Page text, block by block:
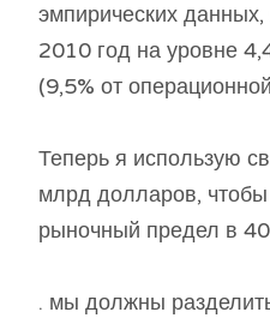
эмпирических
2010 год на уровне
(9,5% от
Теперь я использую
млрд долларов,
рыночный предел в
. мы должны